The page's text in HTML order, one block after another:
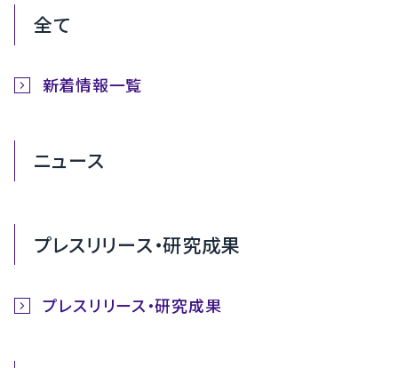
全て
新着情報一覧
ニュース
プレスリリース・研究成果
プレスリリース・研究成果